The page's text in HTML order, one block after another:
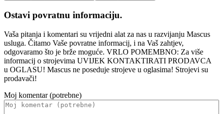
Ostavi povratnu informaciju.
Vaša pitanja i komentari su vrijedni alat za nas u razvijanju Mascus
usluga. Čitamo Vaše povratne informacij, i na Vaš zahtjev,
odgovaramo što je brže moguće. VRLO POMEMBNO: Za više
informacij o strojevima UVIJEK KONTAKTIRATI PRODAVCA
u OGLASU! Mascus ne poseduje strojeve u oglasima! Strojevi su
prodavači!
Moj komentar (potrebne)